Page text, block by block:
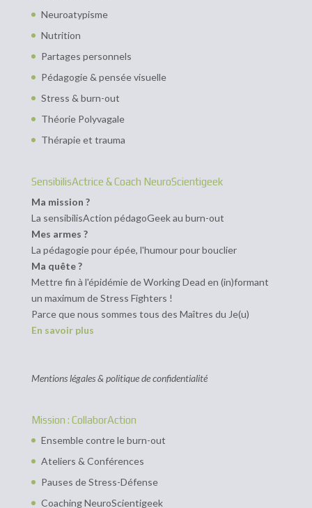
Neuroatypisme
Nutrition
Partages personnels
Pédagogie & pensée visuelle
Stress & burn-out
Théorie Polyvagale
Thérapie et trauma
SensibilisActrice & Coach NeuroScientigeek
Ma mission ?
La sensibilisAction pédagoGeek au burn-out
Mes armes ?
La pédagogie pour épée, l'humour pour bouclier
Ma quête ?
Mettre fin à l'épidémie de Working Dead en (in)formant
un maximum de Stress Fighters !
Parce que nous sommes tous des Maîtres du Je(u)
En savoir plus
Mentions légales & politique de confidentialité
Mission : CollaborAction
Ensemble contre le burn-out
Ateliers & Conférences
Pauses de Stress-Défense
Coaching NeuroScientigeek